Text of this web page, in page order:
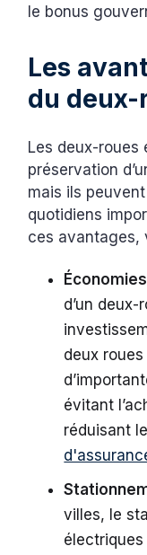
le bonus
Les
du
Les deux-roues
préservation
mais ils
quotidiens
ces avantages,
d’un
deux
évitant
réduisant
villes, le